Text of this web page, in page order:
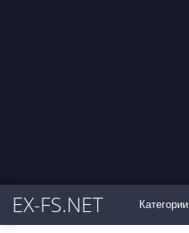
EX-FS.NET Категории